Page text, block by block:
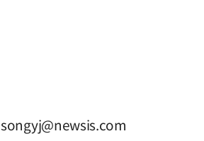
songyj@newsis.com